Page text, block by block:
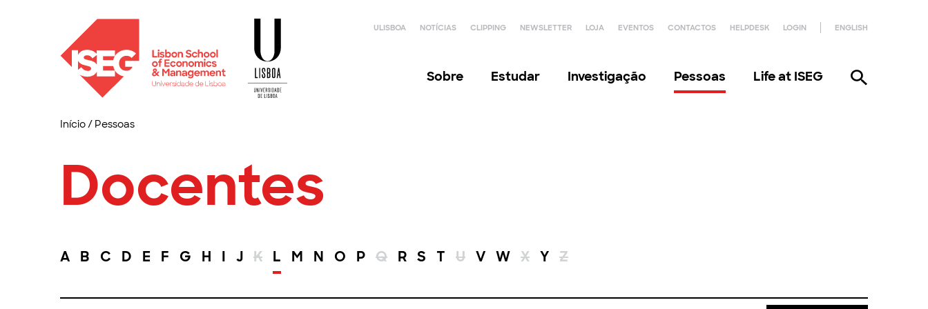
ULISBOA NOTÍCIAS CLIPPING NEWSLETTER LOJA EVENTOS CONTACTOS HELPDESK LOGIN ENGLISH
Sobre Estudar Investigação Pessoas Life at ISEG
Início/ Pessoas
Docentes
A B C D E F G H I J K L M N O P Q R S T U V W X Y Z